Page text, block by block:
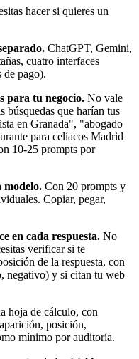
hacer si quieres un
ChatGPT, Gemini,
cuatro interfaces
de pago).
para tu negocio. No vale
búsquedas que harían tus
en Granada", "abogado
para celíacos Madrid
10-25 prompts por
modelo. Con 20 prompts y
Copiar, pegar,
en cada respuesta. No
verificar si te
de la respuesta, con
negativo) y si citan tu web
hoja de cálculo, con
posición,
mínimo por auditoría.